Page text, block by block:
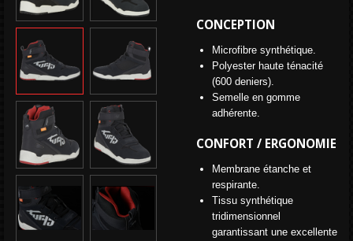
CONCEPTION
Microfibre synthétique.
Polyester haute ténacité
(600 deniers).
Semelle en gomme
adhérente.
CONFORT / ERGONOMIE
Membrane étanche et
respirante.
Tissu synthétique
tridimensionnel
garantissant une excellente